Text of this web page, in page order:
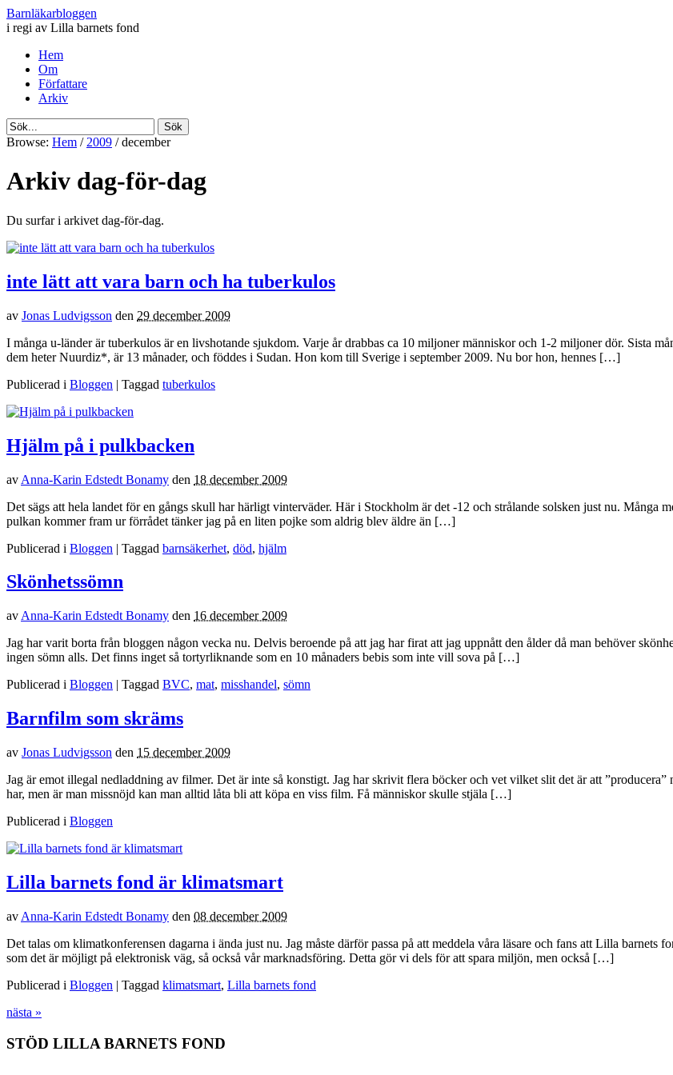
Barnläkarbloggen
i regi av Lilla barnets fond
Hem
Om
Författare
Arkiv
Browse: Hem / 2009 / december
Arkiv dag-för-dag
Du surfar i arkivet dag-för-dag.
inte lätt att vara barn och ha tuberkulos
av Jonas Ludvigsson den 29 december 2009
I många u-länder är tuberkulos är en livshotande sjukdom. Varje år drabbas ca 10 miljoner människor och 1-2 miljoner dör. Sista
dem heter Nuurdiz*, är 13 månader, och föddes i Sudan. Hon kom till Sverige i september 2009. Nu bor hon, hennes […]
Publicerad i Bloggen | Taggad tuberkulos
Hjälm på i pulkbacken
av Anna-Karin Edstedt Bonamy den 18 december 2009
Det sägs att hela landet för en gångs skull har härligt vinterväder. Här i Stockholm är det -12 och strålande solsken just nu. Många
pulkan kommer fram ur förrådet tänker jag på en liten pojke som aldrig blev äldre än […]
Publicerad i Bloggen | Taggad barnsäkerhet, död, hjälm
Skönhetssömn
av Anna-Karin Edstedt Bonamy den 16 december 2009
Jag har varit borta från bloggen någon vecka nu. Delvis beroende på att jag har firat att jag uppnått den ålder då man behöver
ingen sömn alls. Det finns inget så tortyrliknande som en 10 månaders bebis som inte vill sova på […]
Publicerad i Bloggen | Taggad BVC, mat, misshandel, sömn
Barnfilm som skräms
av Jonas Ludvigsson den 15 december 2009
Jag är emot illegal nedladdning av filmer. Det är inte så konstigt. Jag har skrivit flera böcker och vet vilket slit det är att
har, men är man missnöjd kan man alltid låta bli att köpa en viss film. Få människor skulle stjäla […]
Publicerad i Bloggen
Lilla barnets fond är klimatsmart
av Anna-Karin Edstedt Bonamy den 08 december 2009
Det talas om klimatkonferensen dagarna i ända just nu. Jag måste därför passa på att meddela våra läsare och fans att Lilla
som det är möjligt på elektronisk väg, så också vår marknadsföring. Detta gör vi dels för att spara miljön, men också […]
Publicerad i Bloggen | Taggad klimatsmart, Lilla barnets fond
nästa »
STÖD LILLA BARNETS FOND